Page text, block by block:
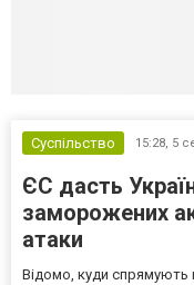
Суспільство 15:28, 5
ЄС дасть
заморожених
атаки
Відомо, куди